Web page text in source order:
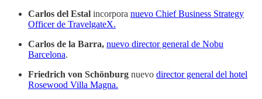
Carlos del Estal incorpora nuevo Chief Business Strategy
Officer de TravelgateX.
Carlos de la Barra, nuevo director general de Nobu
Barcelona.
Friedrich von Schönburg nuevo director general del hotel
Rosewood Villa Magna.